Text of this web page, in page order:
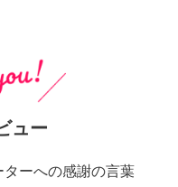
ュー
ーへの感謝の言葉